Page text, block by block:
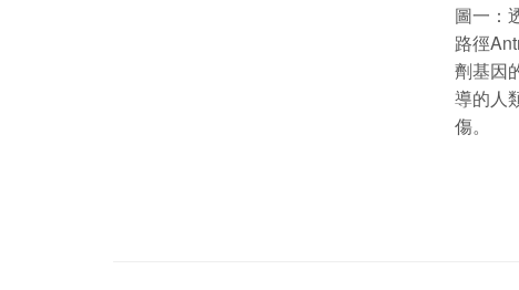
圖一：
路徑
劑基因
導的人
傷。